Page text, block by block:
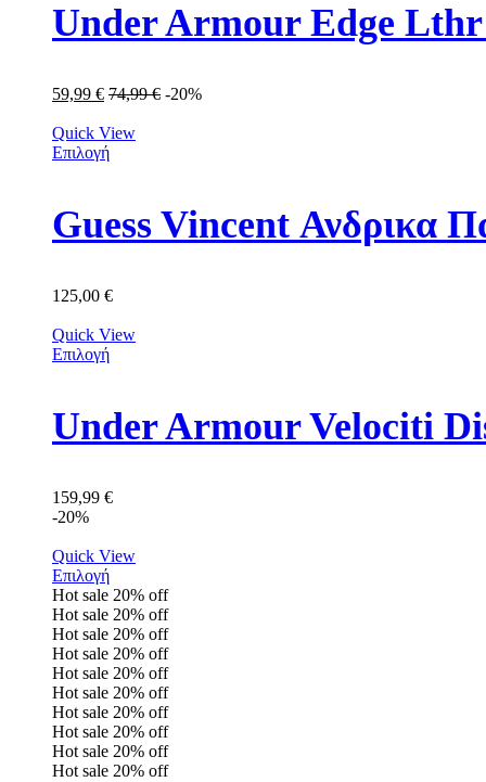
Under Armour Edge Lthr
59,99 € 74,99€ -20%
Quick View
Επιλογή
Guess Vincent Ανδρικα
125,00 €
Quick View
Επιλογή
159,99 €
-20%
Quick View
Επιλογή
Hot sale 20% off
Hot sale 20% off
Hot sale 20% off
Hot sale 20% off
Hot sale 20% off
Hot sale 20% off
Hot sale 20% off
Hot sale 20% off
Hot sale 20% off
Hot sale 20% off